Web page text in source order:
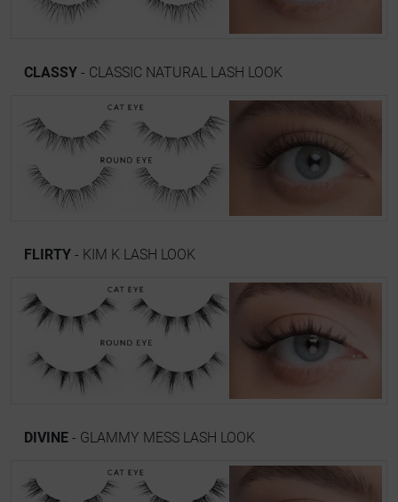
CLASSY - CLASSIC NATURAL LASH LOOK
FLIRTY - KIM K LASH LOOK
DIVINE - GLAMMY MESS LASH LOOK